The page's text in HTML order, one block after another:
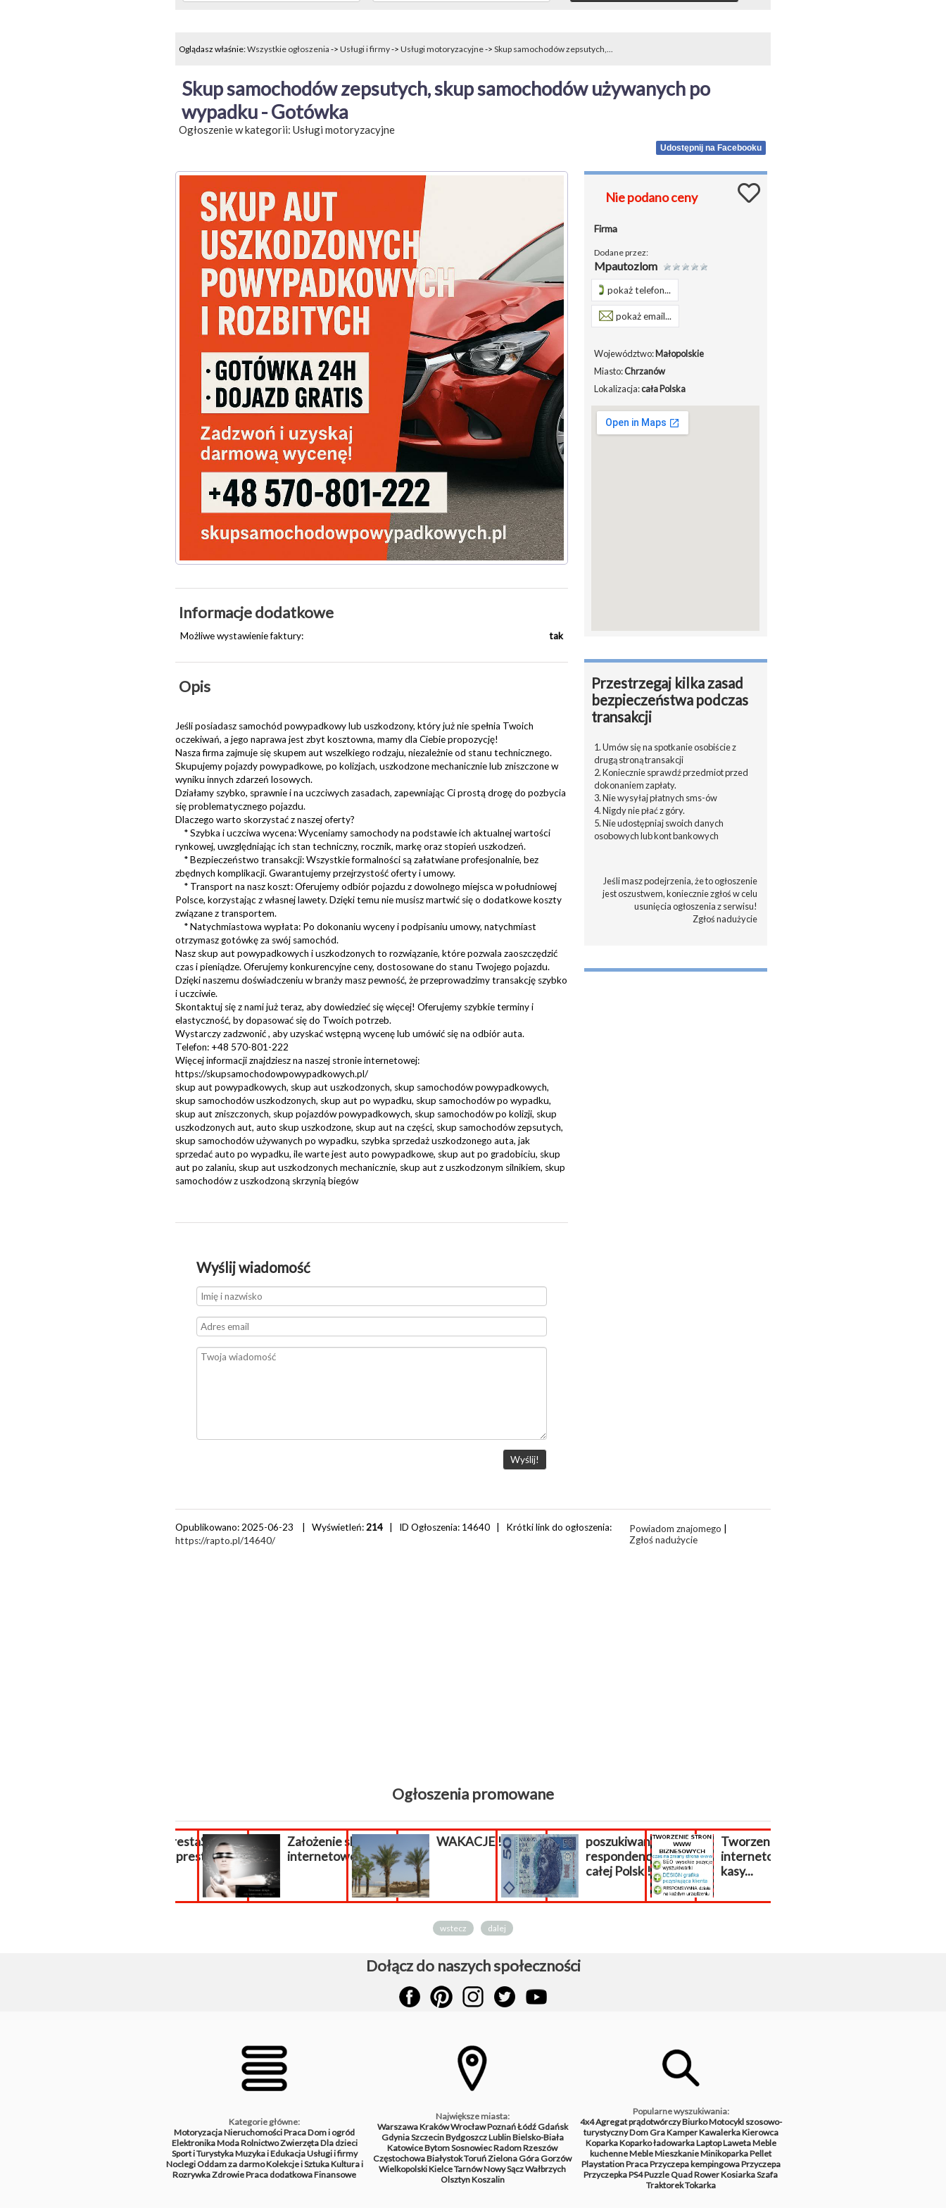
Oglądasz właśnie:Wszystkie ogłoszenia -> Usługi i firmy-> Usługi motoryzacyjne-> Skup samochodów zepsutych,...
Skup samochodów zepsutych, skup samochodów używanych po
wypadku - Gotówka
Ogłoszenie w kategorii: Usługi motoryzacyjne
Udostępnij na Facebooku
Informacje dodatkowe
Możliwe wystawienie faktury: tak
Opis
Jeśli posiadasz samochód powypadkowy lub uszkodzony, który już nie spełnia Twoich
oczekiwań, a jego naprawa jest zbyt kosztowna, mamy dla Ciebie propozycję!
Nasza firma zajmuje się skupem aut wszelkiego rodzaju, niezależnie od stanu technicznego.
Skupujemy pojazdy powypadkowe, po kolizjach, uszkodzone mechanicznie lub zniszczone w
wyniku innych zdarzeń losowych.
Działamy szybko, sprawnie i na uczciwych zasadach, zapewniając Ci prostą drogę do pozbycia
się problematycznego pojazdu.
Dlaczego warto skorzystać z naszej oferty?
* Szybka i uczciwa wycena: Wyceniamy samochody na podstawie ich aktualnej wartości
rynkowej, uwzględniając ich stan techniczny, rocznik, markę oraz stopień uszkodzeń.
* Bezpieczeństwo transakcji: Wszystkie formalności są załatwiane profesjonalnie, bez
zbędnych komplikacji. Gwarantujemy przejrzystość oferty i umowy.
* Transport na nasz koszt: Oferujemy odbiór pojazdu z dowolnego miejsca w południowej
Polsce, korzystając z własnej lawety. Dzięki temu nie musisz martwić się o dodatkowe koszty
związane z transportem.
* Natychmiastowa wypłata: Po dokonaniu wyceny i podpisaniu umowy, natychmiast
otrzymasz gotówkę za swój samochód.
Nasz skup aut powypadkowych i uszkodzonych to rozwiązanie, które pozwala zaoszczędzić
czas i pieniądze. Oferujemy konkurencyjne ceny, dostosowane do stanu Twojego pojazdu.
Dzięki naszemu doświadczeniu w branży masz pewność, że przeprowadzimy transakcję szybko
i uczciwie.
Skontaktuj się z nami już teraz, aby dowiedzieć się więcej! Oferujemy szybkie terminy i
elastyczność, by dopasować się do Twoich potrzeb.
Wystarczy zadzwonić , aby uzyskać wstępną wycenę lub umówić się na odbiór auta.
Telefon: +48 570-801-222
Więcej informacji znajdziesz na naszej stronie internetowej:
https://skupsamochodowpowypadkowych.pl/
skup aut powypadkowych, skup aut uszkodzonych, skup samochodów powypadkowych,
skup samochodów uszkodzonych, skup aut po wypadku, skup samochodów po wypadku,
skup aut zniszczonych, skup pojazdów powypadkowych, skup samochodów po kolizji, skup
uszkodzonych aut, auto skup uszkodzone, skup aut na części, skup samochodów zepsutych,
skup samochodów używanych po wypadku, szybka sprzedaż uszkodzonego auta, jak
sprzedać auto po wypadku, ile warte jest auto powypadkowe, skup aut po gradobiciu, skup
aut po zalaniu, skup aut uszkodzonych mechanicznie, skup aut z uszkodzonym silnikiem, skup
samochodów z uszkodzoną skrzynią biegów
Wyślij wiadomość
Nie podano ceny
Firma
Dodane przez:
Mpautozlom
pokaż telefon...
pokaż email...
Województwo:Małopolskie
Miasto:Chrzanów
Lokalizacja:cała Polska
Przestrzegaj kilka zasad
bezpieczeństwa podczas
transakcji
1. Umów się na spotkanie osobiście z
drugą stroną transakcji
2. Koniecznie sprawdź przedmiot przed
dokonaniem zapłaty.
3. Nie wysyłaj płatnych sms-ów
4. Nigdy nie płać z góry.
5. Nie udostępniaj swoich danych
osobowych lub kont bankowych
Jeśli masz podejrzenia, że to ogłoszenie
jest oszustwem, koniecznie zgłoś w celu
usunięcia ogłoszenia z serwisu!
Zgłoś nadużycie
Opublikowano: 2025-06-23 | Wyświetleń: 214| ID Ogłoszenia: 14640| Krótki link do ogłoszenia:
https://rapto.pl/14640/
Powiadom znajomego
Zgłoś nadużycie
Ogłoszenia promowane
Pomoc PrestaShop,
wsparcie prestashop
Założenie sklepu
internetowego.
WAKACJE !!!
poszukiwani
respondenci z
całej Polski!
Tworzenie stron
internetowych
kasy...
wstecz dalej
Dołącz do naszych społeczności
Kategorie główne:
MotoryzacjaNieruchomościPracaDom i ogród
ElektronikaModaRolnictwoZwierzętaDla dzieci
Sport i TurystykaMuzyka i EdukacjaUsługi i firmy
NoclegiOddam za darmoKolekcje i SztukaKultura i
RozrywkaZdrowiePraca dodatkowaFinansowe
Największe miasta:
WarszawaKrakówWrocławPoznańŁódźGdańsk
GdyniaSzczecinBydgoszczLublinBielsko-Biała
KatowiceBytomSosnowiecRadomRzeszów
CzęstochowaBiałystokToruńZielona GóraGorzów
WielkopolskiKielceTarnówNowy SączWałbrzych
OlsztynKoszalin
Popularne wyszukiwania:
4x4Agregat prądotwórczyBiurkoMotocykl szosowo-
turystycznyDomGraKamperKawalerkaKierowca
KoparkaKoparko ładowarkaLaptopLawetaMeble
kuchenneMebleMieszkanieMinikoparkaPellet
PlaystationPracaPrzyczepa kempingowaPrzyczepa
PrzyczepkaPS4PuzzleQuadRowerKosiarkaSzafa
TraktorekTokarka